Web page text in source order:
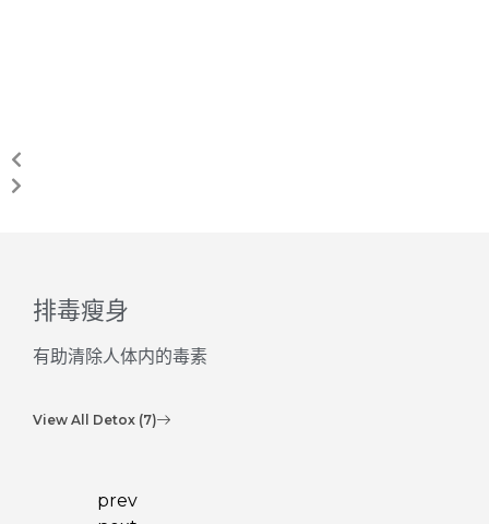
排毒瘦身
有助清除人体内的毒素
View All Detox (7)
prev